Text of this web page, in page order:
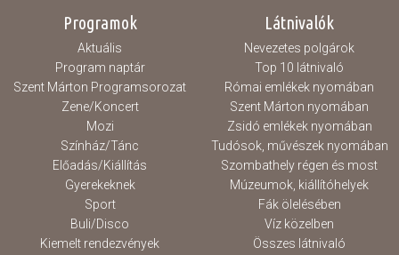
Programok
Aktuális
Program naptár
Szent Márton Programsorozat
Zene/Koncert
Mozi
Színház/Tánc
Előadás/Kiállítás
Gyerekeknek
Sport
Buli/Disco
Kiemelt rendezvények
Látnivalók
Nevezetes polgárok
Top 10 látnivaló
Római emlékek nyomában
Szent Márton nyomában
Zsidó emlékek nyomában
Tudósok, művészek nyomában
Szombathely régen és most
Múzeumok, kiállítóhelyek
Fák ölelésében
Víz közelben
Összes látnivaló